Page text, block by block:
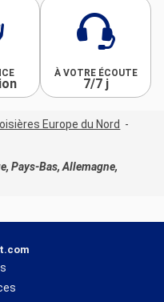
À VOTRE ÉCOUTE
7/7 j
Europe du Nord
Pays-Bas, Allemagne,